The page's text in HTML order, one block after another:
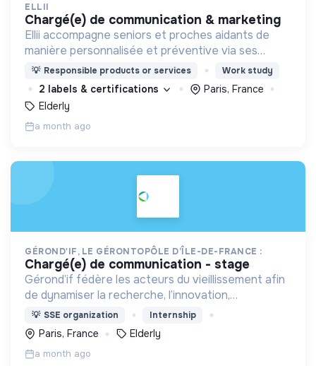
ELLII
chargé(e) de communication & marketing
Ellii accompagne seniors et proches aidants de
manière personnalisée et préventive via ses
ateliers collectifs et interactifs animés en ligne
afin de rester en forme tout en s'amusant !
💡 Responsible products or services Work study
2 labels & certifications
Paris, France
Elderly
a month ago
GÉROND'IF, LE GÉRONTOPÔLE D’ÎLE-DE-FRANCE :
chargé(e) de communication - stage
Gérond’if fédère les acteurs du vieillissement afin
de dynamiser la recherche, l’innovation,
l’évaluation et la formation. Il rassemble des
compétences pluridisciplinaires autour du bien
vieillir.
💡 SSE organization Internship
Paris, France Elderly
a month ago